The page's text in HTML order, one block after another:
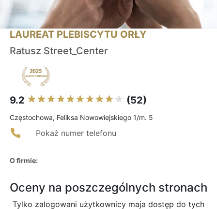
LAUREAT PLEBISCYTU ORŁY
Ratusz Street_Center
9.2 (52)
Częstochowa, Feliksa Nowowiejskiego 1/m. 5
Pokaż numer telefonu
O firmie:
Oceny na poszczególnych stronach
Tylko zalogowani użytkownicy maja dostęp do tych